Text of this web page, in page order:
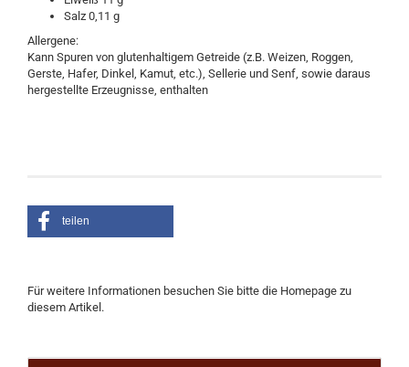
Salz 0,11 g
Allergene:
Kann Spuren von glutenhaltigem Getreide (z.B. Weizen, Roggen,
Gerste, Hafer, Dinkel, Kamut, etc.), Sellerie und Senf, sowie daraus
hergestellte Erzeugnisse, enthalten
teilen
Für weitere Informationen besuchen Sie bitte die Homepage zu
diesem Artikel.